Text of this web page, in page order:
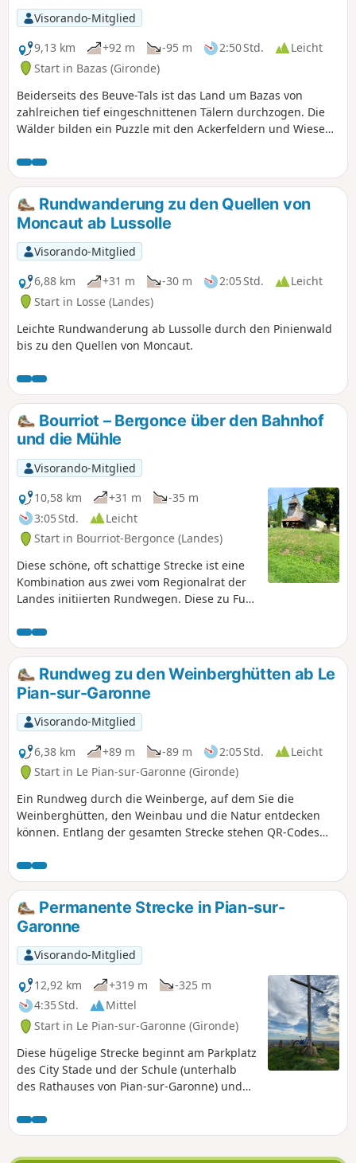
Visorando-Mitglied
9,13 km
+92 m -95 m 2:50 Std.
Leicht
Start in Bazas (Gironde)
Beiderseits des Beuve-Tals ist das Land um Bazas von
zahlreichen tief eingeschnittenen Tälern durchzogen. Die
Wälder bilden ein Puzzle mit den Ackerfeldern und Wiesen,
schöne Wanderung führt Sie über kleine Straßen und
Waldwege durch die Landschaft um Bazas.
Rundwanderung zu den Quellen von
Moncaut ab Lussolle
Visorando-Mitglied
6,88 km
+31 m -30 m 2:05 Std.
Leicht
Start in Losse (Landes)
Leichte Rundwanderung ab Lussolle durch den Pinienwald
bis zu den Quellen von Moncaut.
Bourriot – Bergonce über den Bahnhof
und die Mühle
Visorando-Mitglied
10,58 km
+31 m
-35 m
3:05 Std.
Leicht
Start in Bourriot-Bergonce (Landes)
Diese schöne, oft schattige Strecke ist eine
Kombination aus zwei vom Regionalrat der
Landes initiierten Rundwegen. Diese zu Fuß
Anfänger oder Familien mit Trekking- oder
Mountainbikes. Sie verläuft auf ehemaligen
Eisenbahntrassen.
Rundweg zu den Weinberghütten ab Le
Pian-sur-Garonne
Visorando-Mitglied
6,38 km
+89 m -89 m 2:05 Std.
Leicht
Start in Le Pian-sur-Garonne (Gironde)
Ein Rundweg durch die Weinberge, auf dem Sie die
Weinberghütten, den Weinbau und die Natur entdecken
können. Entlang der gesamten Strecke stehen QR-Codes
ergehen. Am Startpunkt am Rathaus von Pian-sur-Garonne
können Sie mithilfe eines ersten QR-Codes mehr über
diesen Spaziergang ergehen.
Permanente Strecke in Pian-sur-
Garonne
Visorando-Mitglied
12,92 km
+319 m
-325 m
4:35 Std.
Mittel
Start in Le Pian-sur-Garonne (Gironde)
Diese hügelige Strecke beginnt am Parkplatz
des City Stade und der Schule (unterhalb
des Rathauses von Pian-sur-Garonne) und
Waldwegen und Naturpfaden. Sie bietet ein
ideales Terrain für Trailrunning, ist aber
auch mit dem Mountainbike oder natürlich